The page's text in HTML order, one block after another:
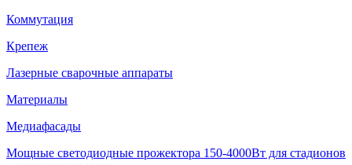
Коммутация
Крепеж
Лазерные сварочные аппараты
Материалы
Медиафасады
Мощные светодиодные прожектора 150-4000Вт для стадионов